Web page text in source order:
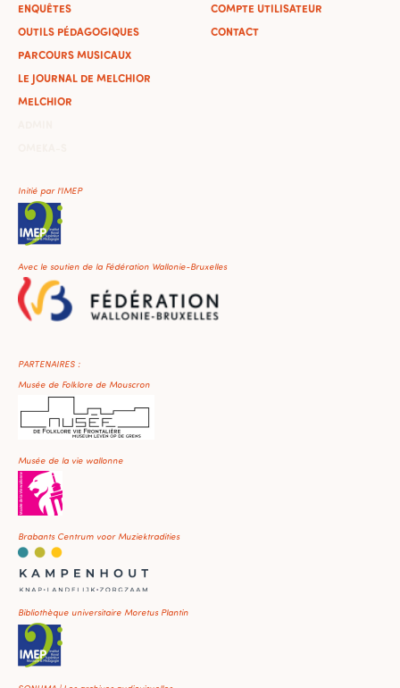
ENQUÊTES
OUTILS PÉDAGOGIQUES
PARCOURS MUSICAUX
LE JOURNAL DE MELCHIOR
MELCHIOR
COMPTE UTILISATEUR
CONTACT
Initié par l'IMEP
Avec le soutien de la Fédération Wallonie-Bruxelles
PARTENAIRES :
Musée de Folklore de Mouscron
Musée de la vie wallonne
Brabants Centrum voor Muziektradities
Bibliothèque universitaire Moretus Plantin